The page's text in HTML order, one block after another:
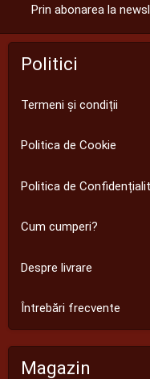
Prin abonarea la
Politici
Termeni și condiții
Politica de Cookie
Politica de
Cum cumperi?
Despre livrare
Întrebări frecvente
Magazin